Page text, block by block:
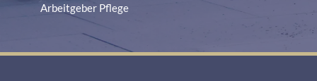
Arbeitgeber Pflege